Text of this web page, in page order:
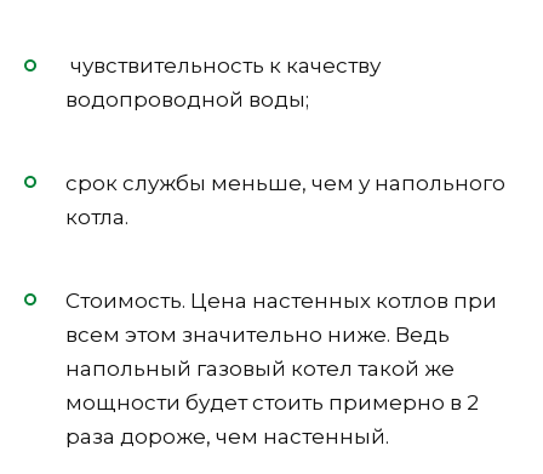
чувствительность к качеству
водопроводной воды;
срок службы меньше, чем у напольного
котла.
Стоимость. Цена настенных котлов при
всем этом значительно ниже. Ведь
напольный газовый котел такой же
мощности будет стоить примерно в 2
раза дороже, чем настенный.